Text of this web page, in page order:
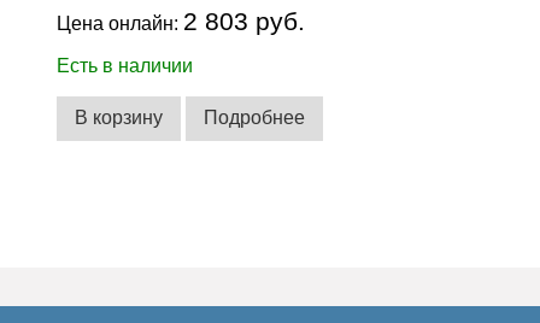
Цена онлайн: 2 803 руб.
Есть в наличии
В корзину Подробнее